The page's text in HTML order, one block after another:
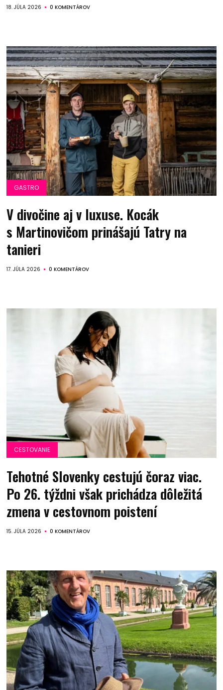
18. JÚLA 2026 0 KOMENTÁROV
GASTRO
V divočine aj v luxuse. Kocák
s Martinovičom prinášajú Tatry na
tanieri
17. JÚLA 2026 0 KOMENTÁROV
CESTOVANIE
Tehotné Slovenky cestujú čoraz viac.
Po 26. týždni však prichádza dôležitá
zmena v cestovnom poistení
15. JÚLA 2026 0 KOMENTÁROV